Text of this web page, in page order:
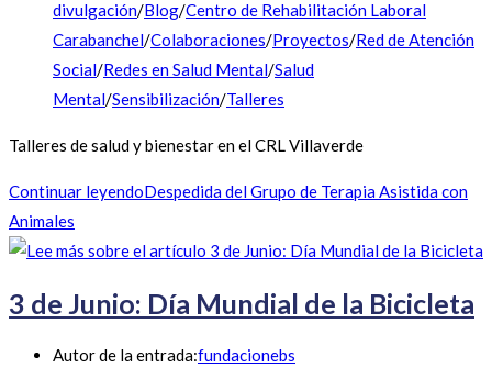
divulgación/Blog/Centro de Rehabilitación Laboral
Carabanchel/Colaboraciones/Proyectos/Red de Atención
Social/Redes en Salud Mental/Salud
Mental/Sensibilización/Talleres
Talleres de salud y bienestar en el CRL Villaverde
Continuar leyendoDespedida del Grupo de Terapia Asistida con
Animales
3 de Junio: Día Mundial de la Bicicleta
Autor de la entrada:fundacionebs